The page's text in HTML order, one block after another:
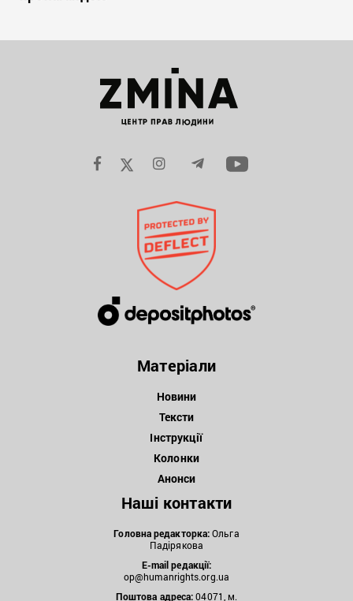
Матеріали
Новини
Тексти
Інструкції
Колонки
Анонси
Наші контакти
Головна редакторка:Ольга
Падірякова
E-mail редакції:
op@humanrights.org.ua
Поштова адреса:04071, м.